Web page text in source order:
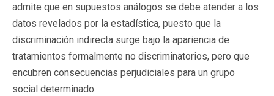
admite que en supuestos análogos se debe atender a los
datos revelados por la estadística, puesto que la
discriminación indirecta surge bajo la apariencia de
tratamientos formalmente no discriminatorios, pero que
encubren consecuencias perjudiciales para un grupo
social determinado.